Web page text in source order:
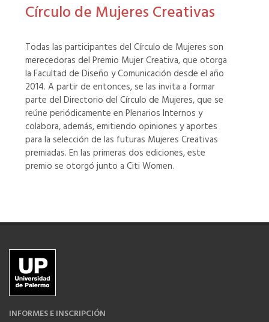
Círculo de Mujeres Creativas
Todas las participantes del Círculo de Mujeres son
merecedoras del Premio Mujer Creativa, que otorga
la Facultad de Diseño y Comunicación desde el año
2014. A partir de entonces, se las invita a formar
parte del Directorio del Círculo de Mujeres, que se
reúne periódicamente en Plenarios Internos y
colabora, además, emitiendo opiniones y aportes
para la selección de las futuras Mujeres Creativas
premiadas. En las primeras dos ediciones, este
premio se otorgó junto a Citi Women.
INFORMES E INSCRIPCIÓN